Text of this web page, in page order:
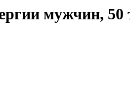
мужчин, 50